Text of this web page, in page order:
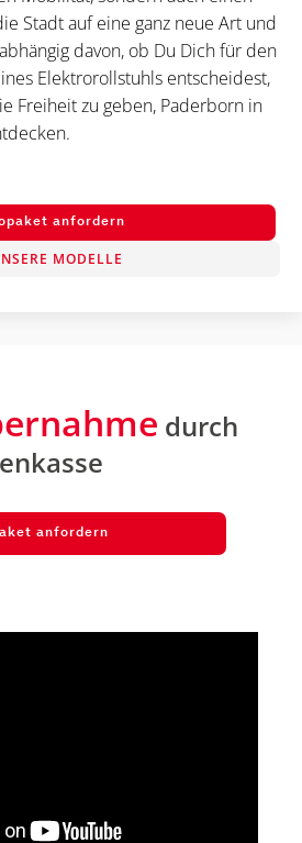
Stadt auf eine ganz neue Art und
davon, ob Du Dich für den
Elektrorollstuhls entscheidest,
Freiheit zu geben, Paderborn in
anfordern
MODELLE
durch
anfordern